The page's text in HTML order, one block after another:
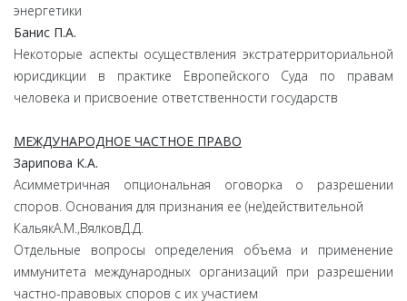
энергетики
Банис П.А.
Некоторые аспекты осуществления экстратерриториальной
юрисдикции в практике Европейского Суда по правам
человека и присвоение ответственности государств
МЕЖДУНАРОДНОЕ ЧАСТНОЕ ПРАВО
Зарипова К.А.
Асимметричная опциональная оговорка о разрешении
споров. Основания для признания ее (не)действительной
КальякА.М.,ВялковД.Д.
Отдельные вопросы определения объема и применение
иммунитета международных организаций при разрешении
частно-правовых споров с их участием